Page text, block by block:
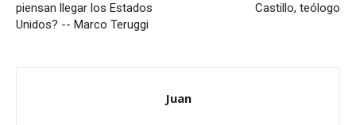
piensan llegar los Estados
Unidos? -- Marco Teruggi
Castillo, teólogo
Juan